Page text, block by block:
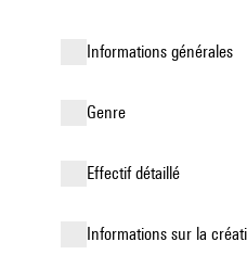
informations générales
genre
effectif détaillé
informations sur la